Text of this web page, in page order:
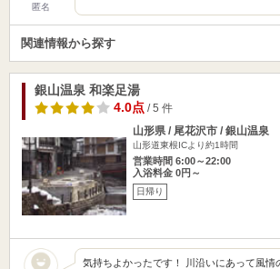
匿名
関連情報から探す
銀山温泉 和楽足湯
4.0点/ 5 件
山形県 / 尾花沢市 / 銀山温泉
山形道東根ICより約1時間
営業時間 6:00～22:00
入浴料金 0円～
日帰り
気持ちよかったです！ 川沿いにあって風情